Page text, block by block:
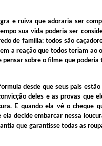
que adoraria ser
sua vida poderia ser
de família: todos são
a reação que todos teriam ao
sobre o filme que poderia
desde que seus pais estão
deles e as provas que
E quando ela vê o cheque
decide embarcar nessa
que garantisse todas as